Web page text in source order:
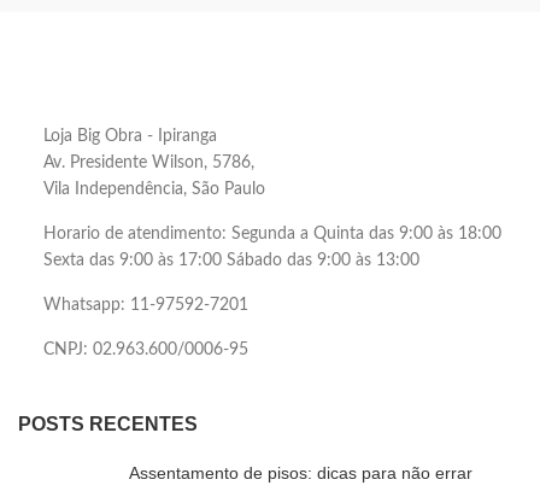
Loja Big Obra - Ipiranga
Av. Presidente Wilson, 5786,
Vila Independência, São Paulo
Horario de atendimento: Segunda a Quinta das 9:00 às 18:00
Sexta das 9:00 às 17:00 Sábado das 9:00 às 13:00
Whatsapp: 11-97592-7201
CNPJ: 02.963.600/0006-95
POSTS RECENTES
Assentamento de pisos: dicas para não errar